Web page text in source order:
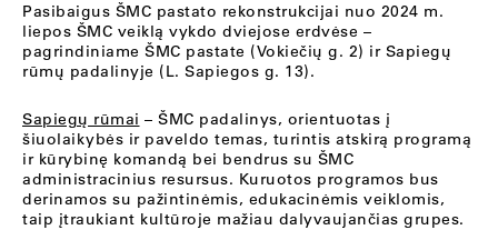
Pasibaigus ŠMC pastato rekonstrukcijai nuo 2024 m.
liepos ŠMC veiklą vykdo dviejose erdvėse –
pagrindiniame ŠMC pastate (Vokiečių g. 2) ir Sapiegų
rūmų padalinyje (L. Sapiegos g. 13).
Sapiegų rūmai – ŠMC padalinys, orientuotas į
šiuolaikybės ir paveldo temas, turintis atskirą programą
ir kūrybinę komandą bei bendrus su ŠMC
administracinius resursus. Kuruotos programos bus
derinamos su pažintinėmis, edukacinėmis veiklomis,
taip įtraukiant kultūroje mažiau dalyvaujančias grupes.